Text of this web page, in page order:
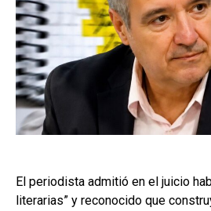
El periodista admitió en el juicio
literarias” y reconocido que